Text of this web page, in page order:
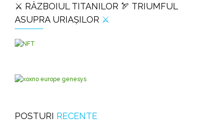
⚔️ RĂZBOIUL TITANILOR 🏹 TRIUMFUL
ASUPRA URIAȘILOR ⚔️
POSTURI RECENTE